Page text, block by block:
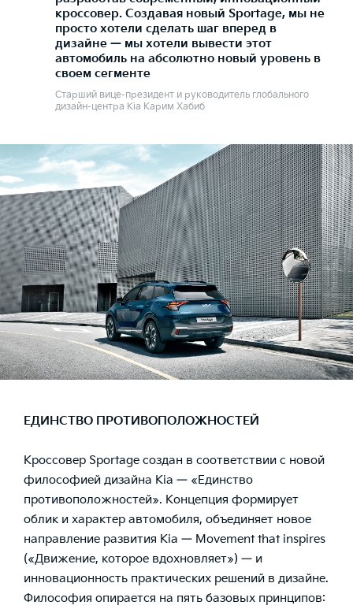
кроссовер. Создавая новый Sportage, мы не
просто хотели сделать шаг вперед в
дизайне — мы хотели вывести этот
автомобиль на абсолютно новый уровень в
своем сегменте
Старший вице-президент и руководитель глобального
дизайн-центра Kia Карим Хабиб
ЕДИНСТВО ПРОТИВОПОЛОЖНОСТЕЙ
Кроссовер Sportage создан в соответствии с новой
философией дизайна Kia — «Единство
противоположностей». Концепция формирует
облик и характер автомобиля, объединяет новое
направление развития Kia — Movement that inspires
(«Движение, которое вдохновляет») — и
инновационность практических решений в дизайне.
Философия опирается на пять базовых принципов: